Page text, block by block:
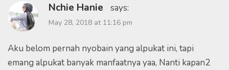
Nchie Hanie says:
May 28, 2018 at 11:16 pm
Aku belom pernah nyobain yang alpukat ini, tapi
emang alpukat banyak manfaatnya yaa, Nanti kapan2